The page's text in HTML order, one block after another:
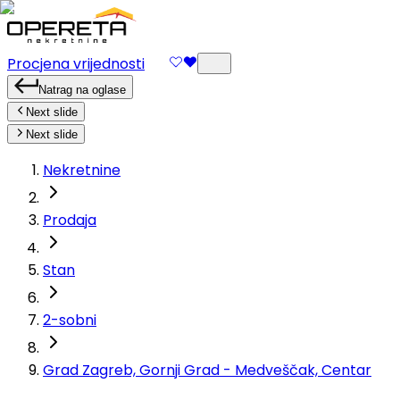
Procjena vrijednosti
Natrag na oglase
Next slide
Next slide
Nekretnine
Prodaja
Stan
2-sobni
Grad Zagreb, Gornji Grad - Medveščak, Centar